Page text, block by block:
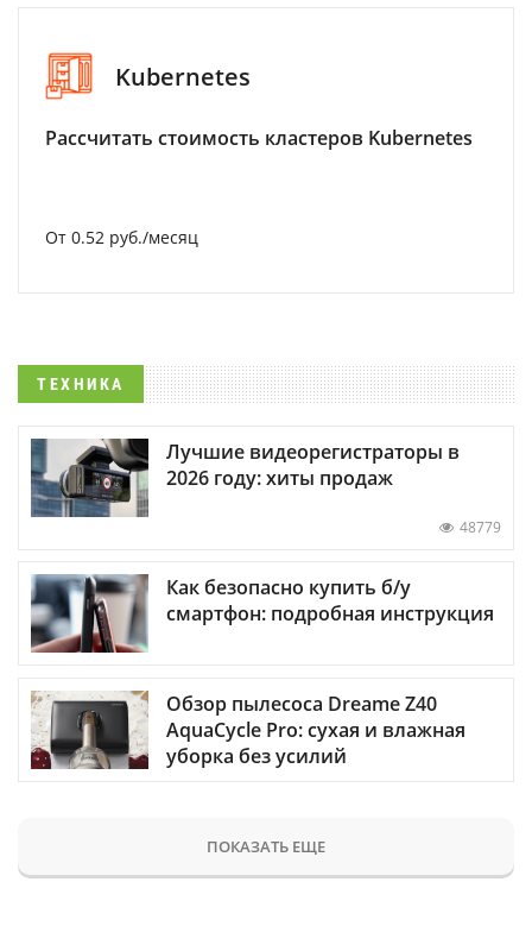
Kubernetes
Рассчитать стоимость кластеров Kubernetes
От 0.52 руб./месяц
ТЕХНИКА
Лучшие видеорегистраторы в
2026 году: хиты продаж
48779
Как безопасно купить б/у
смартфон: подробная инструкция
Обзор пылесоса Dreame Z40
AquaCycle Pro: сухая и влажная
уборка без усилий
ПОКАЗАТЬ ЕЩЕ